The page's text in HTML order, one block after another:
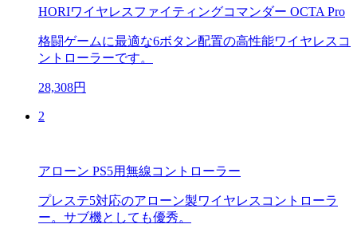
HORIワイヤレスファイティングコマンダー OCTA Pro
格闘ゲームに最適な6ボタン配置の高性能ワイヤレスコ
ントローラーです。
28,308円
2
アローン PS5用無線コントローラー
プレステ5対応のアローン製ワイヤレスコントローラ
ー。サブ機としても優秀。